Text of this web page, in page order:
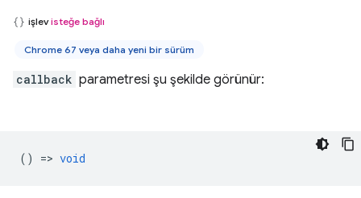
işlevisteğe bağlı
Chrome 67 veya daha yeni bir sürüm
callback parametresi şu şekilde görünür:
() => void